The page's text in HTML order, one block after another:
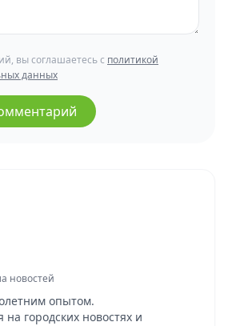
новостей
опытом.
на городских новостях и
вы соглашаетесь с политикой
данных